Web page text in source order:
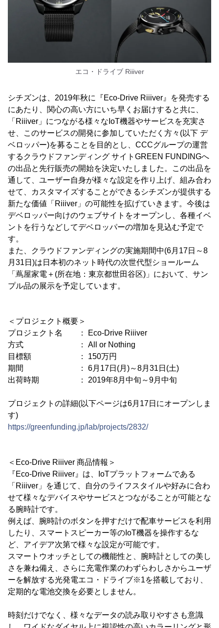
エコ・ドライブ Riiiver
シチズンは、2019年秋に『Eco-Drive Riiiver』を発売する
にあたり、関心の高い方にいち早くお届けすると共に、
「Riiiver」につながる様々なIoT機器やサービスを充実さ
せ、このサービスの開発に参加していただく方々(以下 デ
ベロッパー)を募ることを目的とし、CCCグループの運営
するクラウドファンディング サイトGREEN FUNDINGへ
の出品と先行販売の開始を決定いたしました。この出品を
通して、ユーザー自身が様々な設定を作り上げ、組み合わ
せて、カスタマイズすることができるシチズンが提供する
新たな価値「Riiiver」の可能性を拡げていきます。今後は
デベロッパー向けのウェブサイトをオープンし、各種イベ
ントを行うなどしてデベロッパーの増加を見込む予定で
す。
また、クラウドファンディングの実施期間中(6月17日～8
月31日)は日本初のネット時代の次世代型ショールーム
「蔦屋家電＋(所在地：東京都世田谷区)」において、サン
プル品の展示を予定しています。
＜プロジェクト概要＞
プロジェクト名 ： Eco-Drive Riiiver
方式 ： All or Nothing
目標額 ： 150万円
期間 ： 6月17日(月)～8月31日(土)
出荷時期 ： 2019年8月中旬～9月中旬
プロジェクトの詳細(以下ページは6月17日にオープンしま
す)
https://greenfunding.jp/lab/projects/2832/
＜Eco-Drive Riiiver 商品情報＞
『Eco-Drive Riiiver』は、IoTプラットフォームである
「Riiiver」を通じて、自分のライフスタイルや好みに合わ
せて様々なデバイスやサービスとつながることが可能とな
る腕時計です。
例えば、腕時計のボタンを押すだけで配車サービスを利用
したり、スマートスピーカー等のIoT機器を操作するな
ど、アイデア次第で様々な設定が可能です。
スマートウオッチとしての機能性と、腕時計としての美し
さを兼ね備え、さらに充電作業のわずらわしさからユーザ
ーを解放する光発電エコ・ドライブ※1を搭載しており、
定期的な電池交換を必要としません。
時刻だけでなく、様々なデータの読み取りやすさも意識